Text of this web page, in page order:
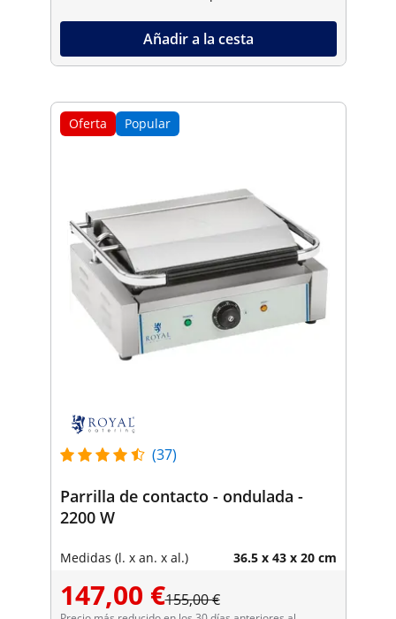
Añadir a la cesta
Oferta Popular
(37)
Parrilla de contacto - ondulada -
2200 W
Medidas (l. x an. x al.) 36.5 x 43 x 20 cm
147,00 €155,00 €